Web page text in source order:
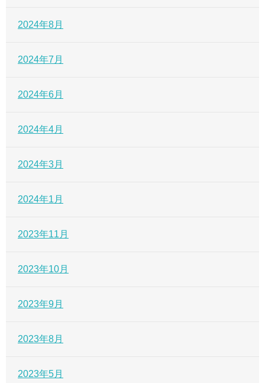
2024年8月
2024年7月
2024年6月
2024年4月
2024年3月
2024年1月
2023年11月
2023年10月
2023年9月
2023年8月
2023年5月